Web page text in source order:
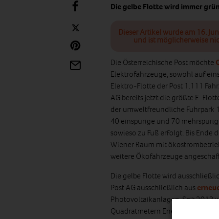
Die gelbe Flotte wird immer
Dieser Artikel wurde am 16.
und ist möglicherweise
Die Österreichische Post möchte
Elektrofahrzeuge, sowohl auf
Elektro-Flotte der Post 1.111
AG bereits jetzt die größte E-
der umweltfreundliche Fuhrpark
40 einspurige und 70
sowieso zu Fuß erfolgt. Bis Ende
Wiener Raum mit
weitere Ökofahrzeuge
Die gelbe Flotte wird
Post AG ausschließlich aus
Photovoltaikanlagen. Seit 2013
Quadratmetern Energie erzeugt.